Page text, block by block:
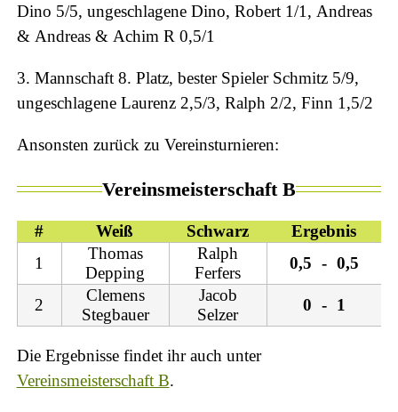
Dino 5/5, ungeschlagene Dino, Robert 1/1, Andreas
& Andreas & Achim R 0,5/1
3. Mannschaft 8. Platz, bester Spieler Schmitz 5/9,
ungeschlagene Laurenz 2,5/3, Ralph 2/2, Finn 1,5/2
Ansonsten zurück zu Vereinsturnieren:
Vereinsmeisterschaft B
# Weiß Schwarz
Ergebnis
1
Thomas
Depping
Ralph
Ferfers
0,5 - 0,5
2
Clemens
Stegbauer
Jacob
Selzer
0 - 1
Die Ergebnisse findet ihr auch unter
Vereinsmeisterschaft B.